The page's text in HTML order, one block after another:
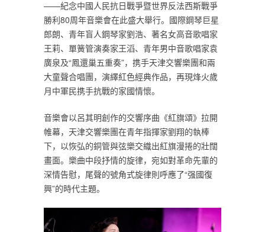
——紀念中國人民抗日戰爭暨世界反法西斯戰爭
勝利80周年音樂會在此盛大舉行。國際鋼琴巨星
郎朗、青年盲人鋼琴家劉浩、著名女高音歌唱家
王莉、單簧管演奏家王滔、青年男中音歌唱家袁
廣泉及“鳳還巢五重奏”，携手天津交響樂團和兩
大童聲合唱團，演繹紅色經典作品，再現烽火歲
月中軍民携手抗戰的家國情懷。
音樂會以呂其明創作的交響序曲《紅旗頌》拉開
帷幕，天津交響樂團在青年指揮家劉翔的執棒
下，以恢弘的銅管與弦樂交織出紅旗漫捲的壯闊
畫面。樂曲中段抒情的旋律，宛如對革命先輩的
深情告慰，尾聲的號角式旋律則呼應了“强國復
興”的時代主題。